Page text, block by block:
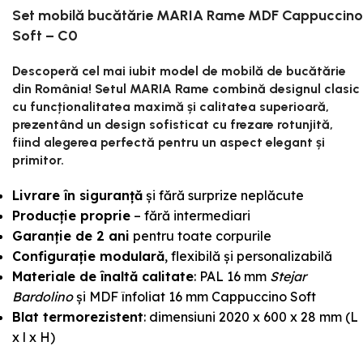
Set mobilă bucătărie MARIA Rame MDF Cappuccino
Soft – C0
Descoperă cel mai iubit model de mobilă de bucătărie
din România! Setul MARIA Rame combină designul clasic
cu funcționalitatea maximă și calitatea superioară,
prezentând un design sofisticat cu frezare rotunjită,
fiind alegerea perfectă pentru un aspect elegant și
primitor.
Livrare în siguranță și fără surprize neplăcute
Producție proprie – fără intermediari
Garanție de 2 ani pentru toate corpurile
Configurație modulară, flexibilă și personalizabilă
Materiale de înaltă calitate: PAL 16 mm Stejar
Bardolinoși MDF înfoliat 16 mm Cappuccino Soft
Blat termorezistent: dimensiuni 2020 x 600 x 28 mm (L
x l x H)